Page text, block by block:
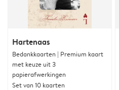
Hartenaas
Bedankkaarten | Premium kaart
met keuze uit 3
papierafwerkingen
Set van 10 kaarten